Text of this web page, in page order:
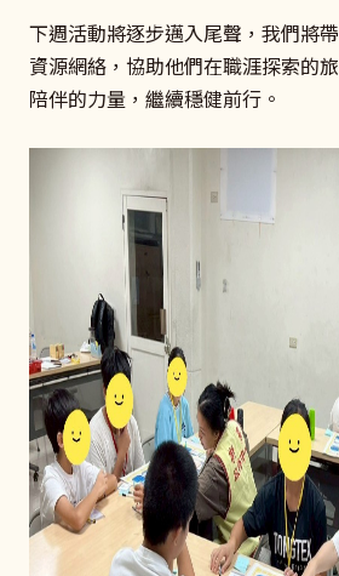
下週活動將逐步邁入尾聲，我們將
資源網絡，協助他們在職涯探索的
陪伴的力量，繼續穩健前行。